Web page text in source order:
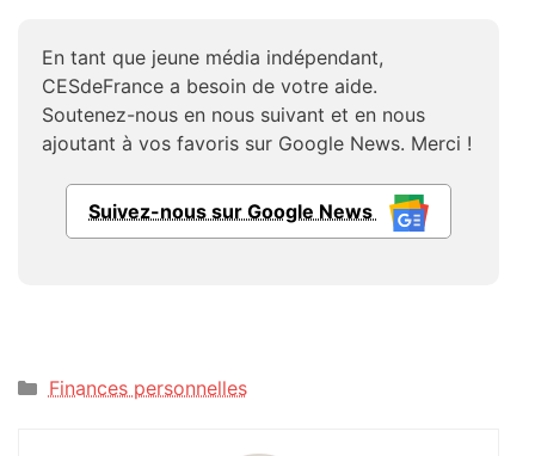
En tant que jeune média indépendant,
CESdeFrance a besoin de votre aide.
Soutenez-nous en nous suivant et en nous
ajoutant à vos favoris sur Google News. Merci !
Suivez-nous sur Google News
Catégories
Finances personnelles